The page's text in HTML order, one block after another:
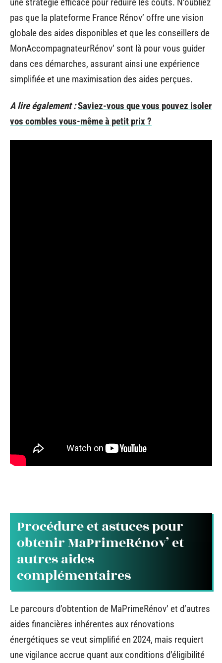
pas que la plateforme France Rénov’ offre une vision
globale des aides disponibles et que les conseillers de
MonAccompagnateurRénov’ sont là pour vous guider
dans ces démarches, assurant ainsi une expérience
simplifiée et une maximisation des aides perçues.
A lire également :Saviez-vous que vous pouvez isoler
vos combles vous-même à petit prix ?
Procédure et astuces pour
obtenir MaPrimeRénov’ et
autres aides
complémentaires
Le parcours d’obtention de MaPrimeRénov’ et d’autres
aides financières inhérentes aux rénovations
énergétiques se veut simplifié en 2024, mais requiert
une vigilance accrue quant aux conditions d’éligibilité